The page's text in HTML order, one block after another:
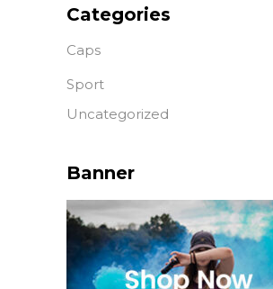
Categories
Caps
Sport
Uncategorized
Banner